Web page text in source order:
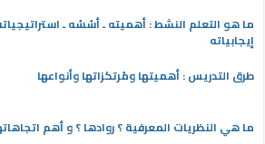
ما هو التعلم النشط : أهميته ـ أسُسُه ـ
إيجابياته
طرق التدريس : أهميتها ومُرتكزاتها وأنواعها
ما هي النظريات المعرفية ؟ روادها ؟ و أهم